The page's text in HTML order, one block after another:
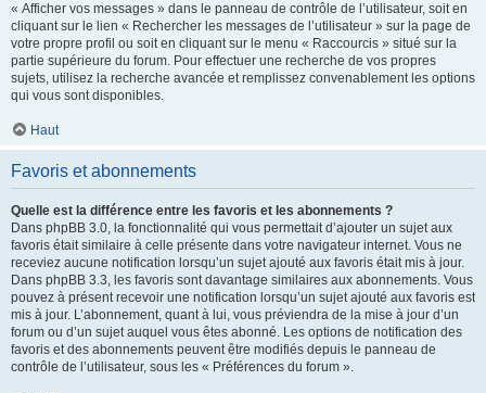
« Afficher vos messages » dans le panneau de contrôle de l’utilisateur, soit en
cliquant sur le lien « Rechercher les messages de l’utilisateur » sur la page de
votre propre profil ou soit en cliquant sur le menu « Raccourcis » situé sur la
partie supérieure du forum. Pour effectuer une recherche de vos propres
sujets, utilisez la recherche avancée et remplissez convenablement les options
qui vous sont disponibles.
Haut
Favoris et abonnements
Quelle est la différence entre les favoris et les abonnements ?
Dans phpBB 3.0, la fonctionnalité qui vous permettait d’ajouter un sujet aux
favoris était similaire à celle présente dans votre navigateur internet. Vous ne
receviez aucune notification lorsqu’un sujet ajouté aux favoris était mis à jour.
Dans phpBB 3.3, les favoris sont davantage similaires aux abonnements. Vous
pouvez à présent recevoir une notification lorsqu’un sujet ajouté aux favoris est
mis à jour. L’abonnement, quant à lui, vous préviendra de la mise à jour d’un
forum ou d’un sujet auquel vous êtes abonné. Les options de notification des
favoris et des abonnements peuvent être modifiés depuis le panneau de
contrôle de l’utilisateur, sous les « Préférences du forum ».